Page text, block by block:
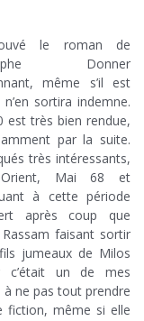
le roman de
Donner
même s’il est
sortira indemne.
est très bien rendue,
par la suite.
très intéressants,
Orient, Mai 68 et
à cette période
après coup que
Rassam faisant sortir
jumeaux de Milos
c’était un de mes
ne pas tout prendre
fiction, même si elle